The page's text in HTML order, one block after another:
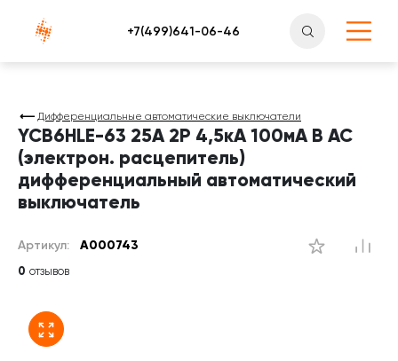
Атлантснаб
Дифференциальные автоматические выключатели
YCB6HLE-63 25А 2P 4,5кА 100мА B AC
(электрон. расцепитель)
дифференциальный автоматический
выключатель
Артикул: A000743